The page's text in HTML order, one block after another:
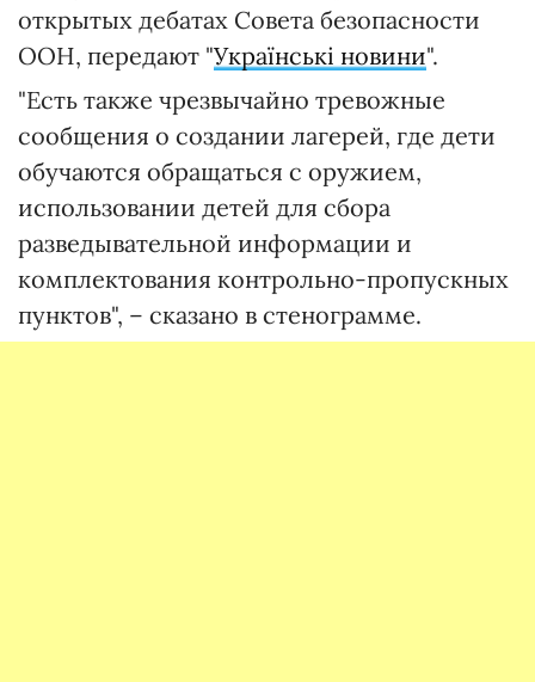
открытых дебатах Совета безопасности
ООН, передают "Українські новини".
"Есть также чрезвычайно тревожные
сообщения о создании лагерей, где дети
обучаются обращаться с оружием,
использовании детей для сбора
разведывательной информации и
комплектования контрольно-пропускных
пунктов", – сказано в стенограмме.